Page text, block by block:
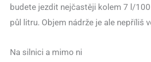
budete jezdit nejčastěji kolem 7 l/
půl litru. Objem nádrže je ale nepříliš
Na silnici a mimo ni